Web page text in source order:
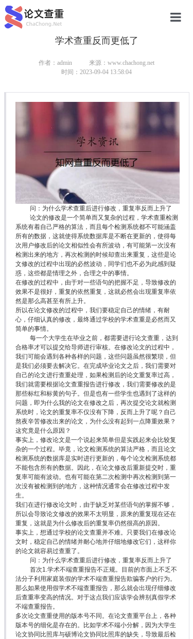
研究生论
学术查重反而更低了
作者：admin
来源：www.chachong.net
时间：2023-09-04 13:58:04
问：为什么学术查重后进行修改，重复率反而上升了
论文的修改是一个简单而又复杂的过程，学术查重检测
系统有着自己严格的算法，而且每个检测系统都不可能涵盖
所有的数据，这就使得系统数据库是不断在更新的，使得每
次用户修改后的论文相似性会有所波动，有可能第一次没有
检测出来的地方，再次检测的时候却查出来重复，这些是论
文修改的过程中出现的必然波动，同学们也不必为此感到疑
惑，这些都是情理之外，合理之中的事情。
在修改的过程中，由于对一些语句的把握不足，导致修改的
效果不是很好，重复的依然重复，这就必然会出现重复率依
然是那么高甚至有所上升。
所以在论文修改的过程中，我们要稳定自己的情绪，有耐
心，仔细认真的修改，最终通过学校的学术查重是必然而又
简单的事情。
每一个大学生在毕业之前，都需要进行论文查重，达到
合格率才可以提交给导师进行审核。在修改论文的过程中，
我们可能会遇到各种各样的问题，这些问题虽然很繁琐，但
是我们必须要去解决它。在完成毕业论文之后，我们需要对
自己的论文进行查重处理，如果检测后的论文重复率过高，
我们就需要根据论文查重报告进行修改，我们需要修改的是
那些标红和标黄的句子。但是也有一些学生也遇到了这样的
问题，即为什么我的论文在修改之后，再次提交论文就检测
系统时，论文的重复率不仅没有下降，反而上升了呢？自己
熬夜辛苦修改出来的论文，为什么没有起到一点降重效果？
这究竟是什么原因？
事实上，修改论文是一个说起来简单但是实践起来会比较复
杂的一个过程。毕竟，论文检测系统的算法严格，而且论文
检测系统的数据库是实时进行更新的，每个论文检测系统都
不能包含所有的数据。因此，在论文修改后重新提交时，重
复率可能有波动。也有可能在第二次检测中再次检测到第一
次没有被检测到的地方，这种情况通常会在修改过程中发
生。
我们在进行修改论文时，由于缺乏对某些语句的掌握不够，
所以会导致论文修改的效果不太明显，原来的重复现在还在
重复，这就是为什么修改后的重复率仍然很高的原因。
事实上，想通过学校的论文查重并不难。只要我们在修改论
文时，稳定自己的情绪并耐心地并仔细地修改它们，这样你
的论文就容易过查重了。
问：为什么学术查重后进行修改，重复率反而上升了
首次1.学术不端查重报告不正规。目前的市面上不乏不
法分子利用家庭装假的学术不端查重报告欺骗客户的行为。
那么如果使用假学术不端查重报告，那么就会出现仔细修改
后查重率变高的情况。对于这点我们应该学会辨别真假学术
不端查重报告。
多次论文查重使用的版本号不同。在论文查重平台上，各种
版本号的细化是存在的。比如学术不端小分解，因为大学生
论文协同比照库与硕博论文协同比照库的缺失，导致最后检